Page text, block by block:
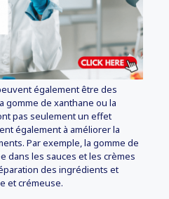
également être des
gomme de xanthane ou la
pas seulement un effet
également à améliorer la
Par exemple, la gomme de
dans les sauces et les crèmes
des ingrédients et
et crémeuse.